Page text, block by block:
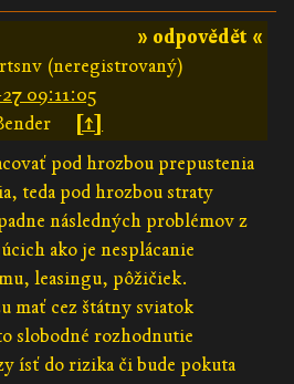
» odpovědět «
(neregistrovaný)
09:11:05
[↑]
pod hrozbou prepustenia
teda pod hrozbou straty
následných problémov z
ako je nesplácanie
leasingu, pôžičiek.
mať cez štátny sviatok
slobodné rozhodnutie
ísť do rizika či bude pokuta